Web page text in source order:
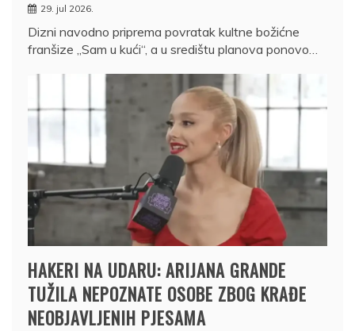
29. jul 2026.
Dizni navodno priprema povratak kultne božićne
franšize „Sam u kući“, a u središtu planova ponovo…
HAKERI NA UDARU: ARIJANA GRANDE
TUŽILA NEPOZNATE OSOBE ZBOG KRAĐE
NEOBJAVLJENIH PJESAMA